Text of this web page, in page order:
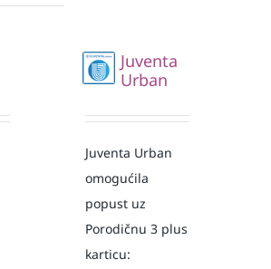
Juventa
Urban
Juventa Urban
omogućila
popust uz
Porodičnu 3 plus
karticu: